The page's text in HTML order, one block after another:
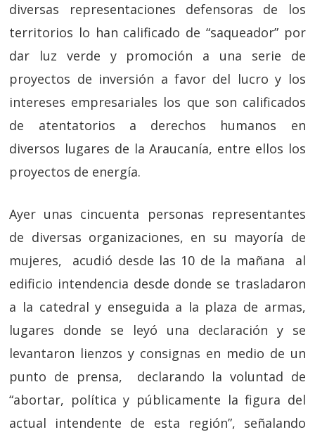
diversas representaciones defensoras de los
territorios lo han calificado de “saqueador” por
dar luz verde y promoción a una serie de
proyectos de inversión a favor del lucro y los
intereses empresariales los que son calificados
de atentatorios a derechos humanos en
diversos lugares de la Araucanía, entre ellos los
proyectos de energía.
Ayer unas cincuenta personas representantes
de diversas organizaciones, en su mayoría de
mujeres, acudió desde las 10 de la mañana al
edificio intendencia desde donde se trasladaron
a la catedral y enseguida a la plaza de armas,
lugares donde se leyó una declaración y se
levantaron lienzos y consignas en medio de un
punto de prensa, declarando la voluntad de
“abortar, política y públicamente la figura del
actual intendente de esta región”, señalando